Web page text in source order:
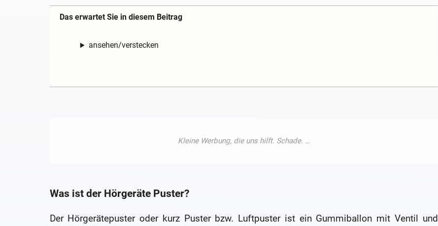
Das erwartet Sie in diesem Beitrag
ansehen/verstecken
Was ist der Hörgeräte Puster?
Der Hörgerätepuster oder kurz Puster bzw. Luftpuster ist ein Gummiballon mit Ventil und